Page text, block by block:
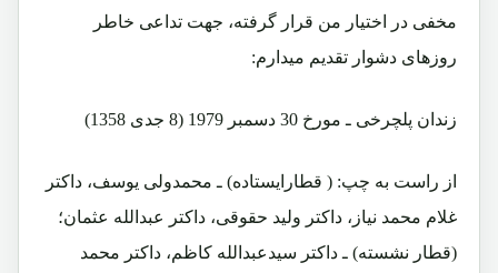
مخفی در اختیار من قرار گرفته، جهت تداعی خاطر
روزهای دشوار تقدیم میدارم:
زندان پلچرخی ـ مورخ 30 دسمبر 1979 (8 جدی 1358)
از راست به چپ: ( قطارایستاده) ـ محمدولی یوسف، داکتر
غلام محمد نیاز، داکتر ولید حقوقی، داکتر عبدالله عثمان؛
(قطار نشسته) ـ داکتر سیدعبدالله کاظم، داکتر محمد